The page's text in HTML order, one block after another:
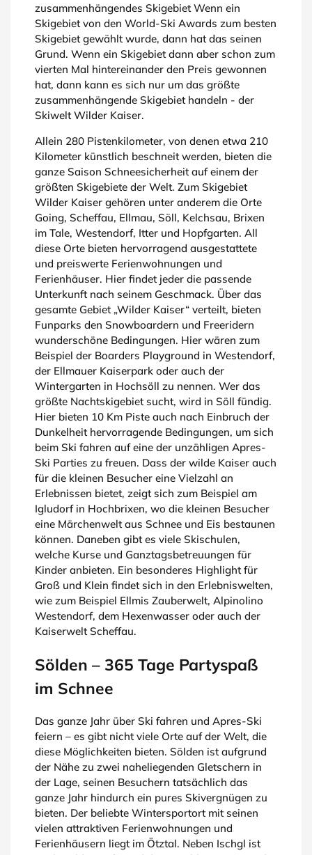
zusammenhängendes Skigebiet Wenn ein
Skigebiet von den World-Ski Awards zum besten
Skigebiet gewählt wurde, dann hat das seinen
Grund. Wenn ein Skigebiet dann aber schon zum
vierten Mal hintereinander den Preis gewonnen
hat, dann kann es sich nur um das größte
zusammenhängende Skigebiet handeln - der
Skiwelt Wilder Kaiser.
Allein 280 Pistenkilometer, von denen etwa 210
Kilometer künstlich beschneit werden, bieten die
ganze Saison Schneesicherheit auf einem der
größten Skigebiete der Welt. Zum Skigebiet
Wilder Kaiser gehören unter anderem die Orte
Going, Scheffau, Ellmau, Söll, Kelchsau, Brixen
im Tale, Westendorf, Itter und Hopfgarten. All
diese Orte bieten hervorragend ausgestattete
und preiswerte Ferienwohnungen und
Ferienhäuser. Hier findet jeder die passende
Unterkunft nach seinem Geschmack. Über das
gesamte Gebiet „Wilder Kaiser“ verteilt, bieten
Funparks den Snowboardern und Freeridern
wunderschöne Bedingungen. Hier wären zum
Beispiel der Boarders Playground in Westendorf,
der Ellmauer Kaiserpark oder auch der
Wintergarten in Hochsöll zu nennen. Wer das
größte Nachtskigebiet sucht, wird in Söll fündig.
Hier bieten 10 Km Piste auch nach Einbruch der
Dunkelheit hervorragende Bedingungen, um sich
beim Ski fahren auf eine der unzähligen Apres-
Ski Parties zu freuen. Dass der wilde Kaiser auch
für die kleinen Besucher eine Vielzahl an
Erlebnissen bietet, zeigt sich zum Beispiel am
Igludorf in Hochbrixen, wo die kleinen Besucher
eine Märchenwelt aus Schnee und Eis bestaunen
können. Daneben gibt es viele Skischulen,
welche Kurse und Ganztagsbetreuungen für
Kinder anbieten. Ein besonderes Highlight für
Groß und Klein findet sich in den Erlebniswelten,
wie zum Beispiel Ellmis Zauberwelt, Alpinolino
Westendorf, dem Hexenwasser oder auch der
Kaiserwelt Scheffau.
Sölden – 365 Tage Partyspaß
im Schnee
Das ganze Jahr über Ski fahren und Apres-Ski
feiern – es gibt nicht viele Orte auf der Welt, die
diese Möglichkeiten bieten. Sölden ist aufgrund
der Nähe zu zwei naheliegenden Gletschern in
der Lage, seinen Besuchern tatsächlich das
ganze Jahr hindurch ein pures Skivergnügen zu
bieten. Der beliebte Wintersportort mit seinen
vielen attraktiven Ferienwohnungen und
Ferienhäusern liegt im Ötztal. Neben Ischgl ist